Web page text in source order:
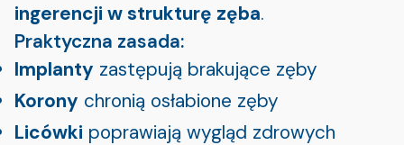
ingerencji w strukturę zęba.
Praktyczna zasada:
Implanty zastępują brakujące zęby
Korony chronią osłabione zęby
Licówki poprawiają wygląd zdrowych